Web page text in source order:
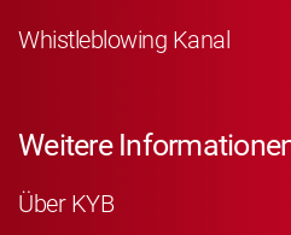
Whistleblowing Kanal
Weitere
Über KYB